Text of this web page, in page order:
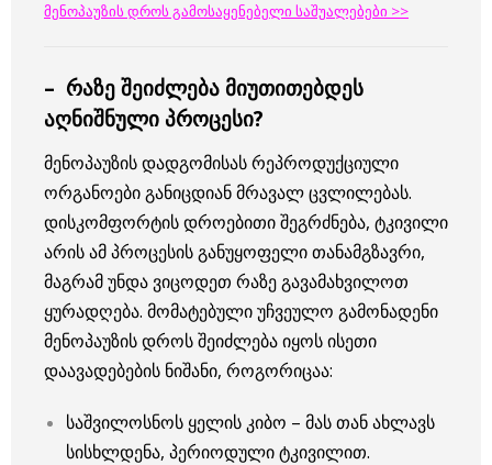
მენოპაუზის დროს გამოსაყენებელი საშუალებები >>
– რაზე შეიძლება მიუთითებდეს
აღნიშნული პროცესი?
მენოპაუზის დადგომისას რეპროდუქციული
ორგანოები განიცდიან მრავალ ცვლილებას.
დისკომფორტის დროებითი შეგრძნება, ტკივილი
არის ამ პროცესის განუყოფელი თანამგზავრი,
მაგრამ უნდა ვიცოდეთ რაზე გავამახვილოთ
ყურადღება. მომატებული უჩვეულო გამონადენი
მენოპაუზის დროს შეიძლება იყოს ისეთი
დაავადებების ნიშანი, როგორიცაა:
საშვილოსნოს ყელის კიბო – მას თან ახლავს
სისხლდენა, პერიოდული ტკივილით.